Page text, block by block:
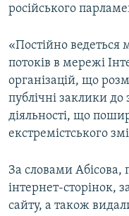
російського
«Постійно ведеться
потоків в мережі
організацій, що
публічні заклики до
діяльності, що
екстремістського
За словами Абісова,
інтернет-сторінок,
сайту, а також